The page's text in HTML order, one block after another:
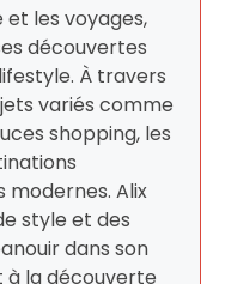
et les voyages,
découvertes
À travers
variés comme
shopping, les
Alix
style et des
dans son
à la découverte